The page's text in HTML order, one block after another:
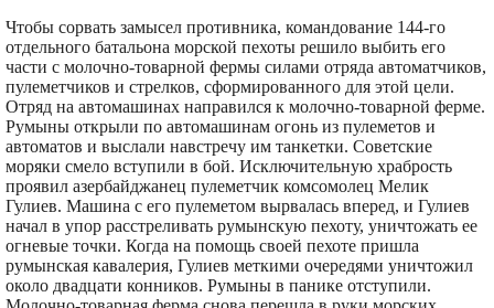
Чтобы сорвать замысел противника, командование 144-го
отдельного батальона морской пехоты решило выбить его
части с молочно-товарной фермы силами отряда автоматчиков,
пулеметчиков и стрелков, сформированного для этой цели.
Отряд на автомашинах направился к молочно-товарной ферме.
Румыны открыли по автомашинам огонь из пулеметов и
автоматов и выслали навстречу им танкетки. Советские
моряки смело вступили в бой. Исключительную храбрость
проявил азербайджанец пулеметчик комсомолец Мелик
Гулиев. Машина с его пулеметом вырвалась вперед, и Гулиев
начал в упор расстреливать румынскую пехоту, уничтожать ее
огневые точки. Когда на помощь своей пехоте пришла
румынская кавалерия, Гулиев меткими очередями уничтожил
около двадцати конников. Румыны в панике отступили.